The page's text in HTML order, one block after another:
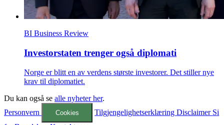
BI Business Review
Investorstaten trenger også diplomati
Norge er blitt en av verdens største investorer. Det stiller nye
krav til diplomatiet.
Du kan også se alle nyheter her.
Personvern
Cookies TilgjengelighetserklæringDisclaimer Si